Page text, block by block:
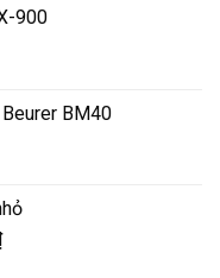
900
BM40
Giá